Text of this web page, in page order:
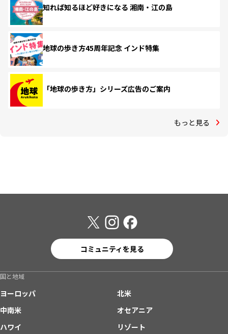
知れば知るほど好きになる 湘南・江の島
地球の歩き方45周年記念 インド特集
「地球の歩き方」シリーズ広告のご案内
もっと見る
コミュニティを見る
国と地域
ヨーロッパ
北米
中南米
オセアニア
ハワイ
リゾート